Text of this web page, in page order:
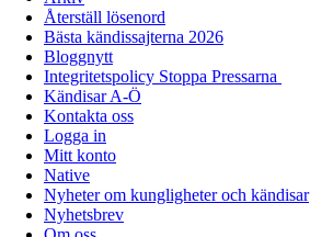
Återställ lösenord
Bästa kändissajterna 2026
Bloggnytt
Integritetspolicy Stoppa Pressarna
Kändisar A-Ö
Kontakta oss
Logga in
Mitt konto
Native
Nyheter om kungligheter och kändisar
Nyhetsbrev